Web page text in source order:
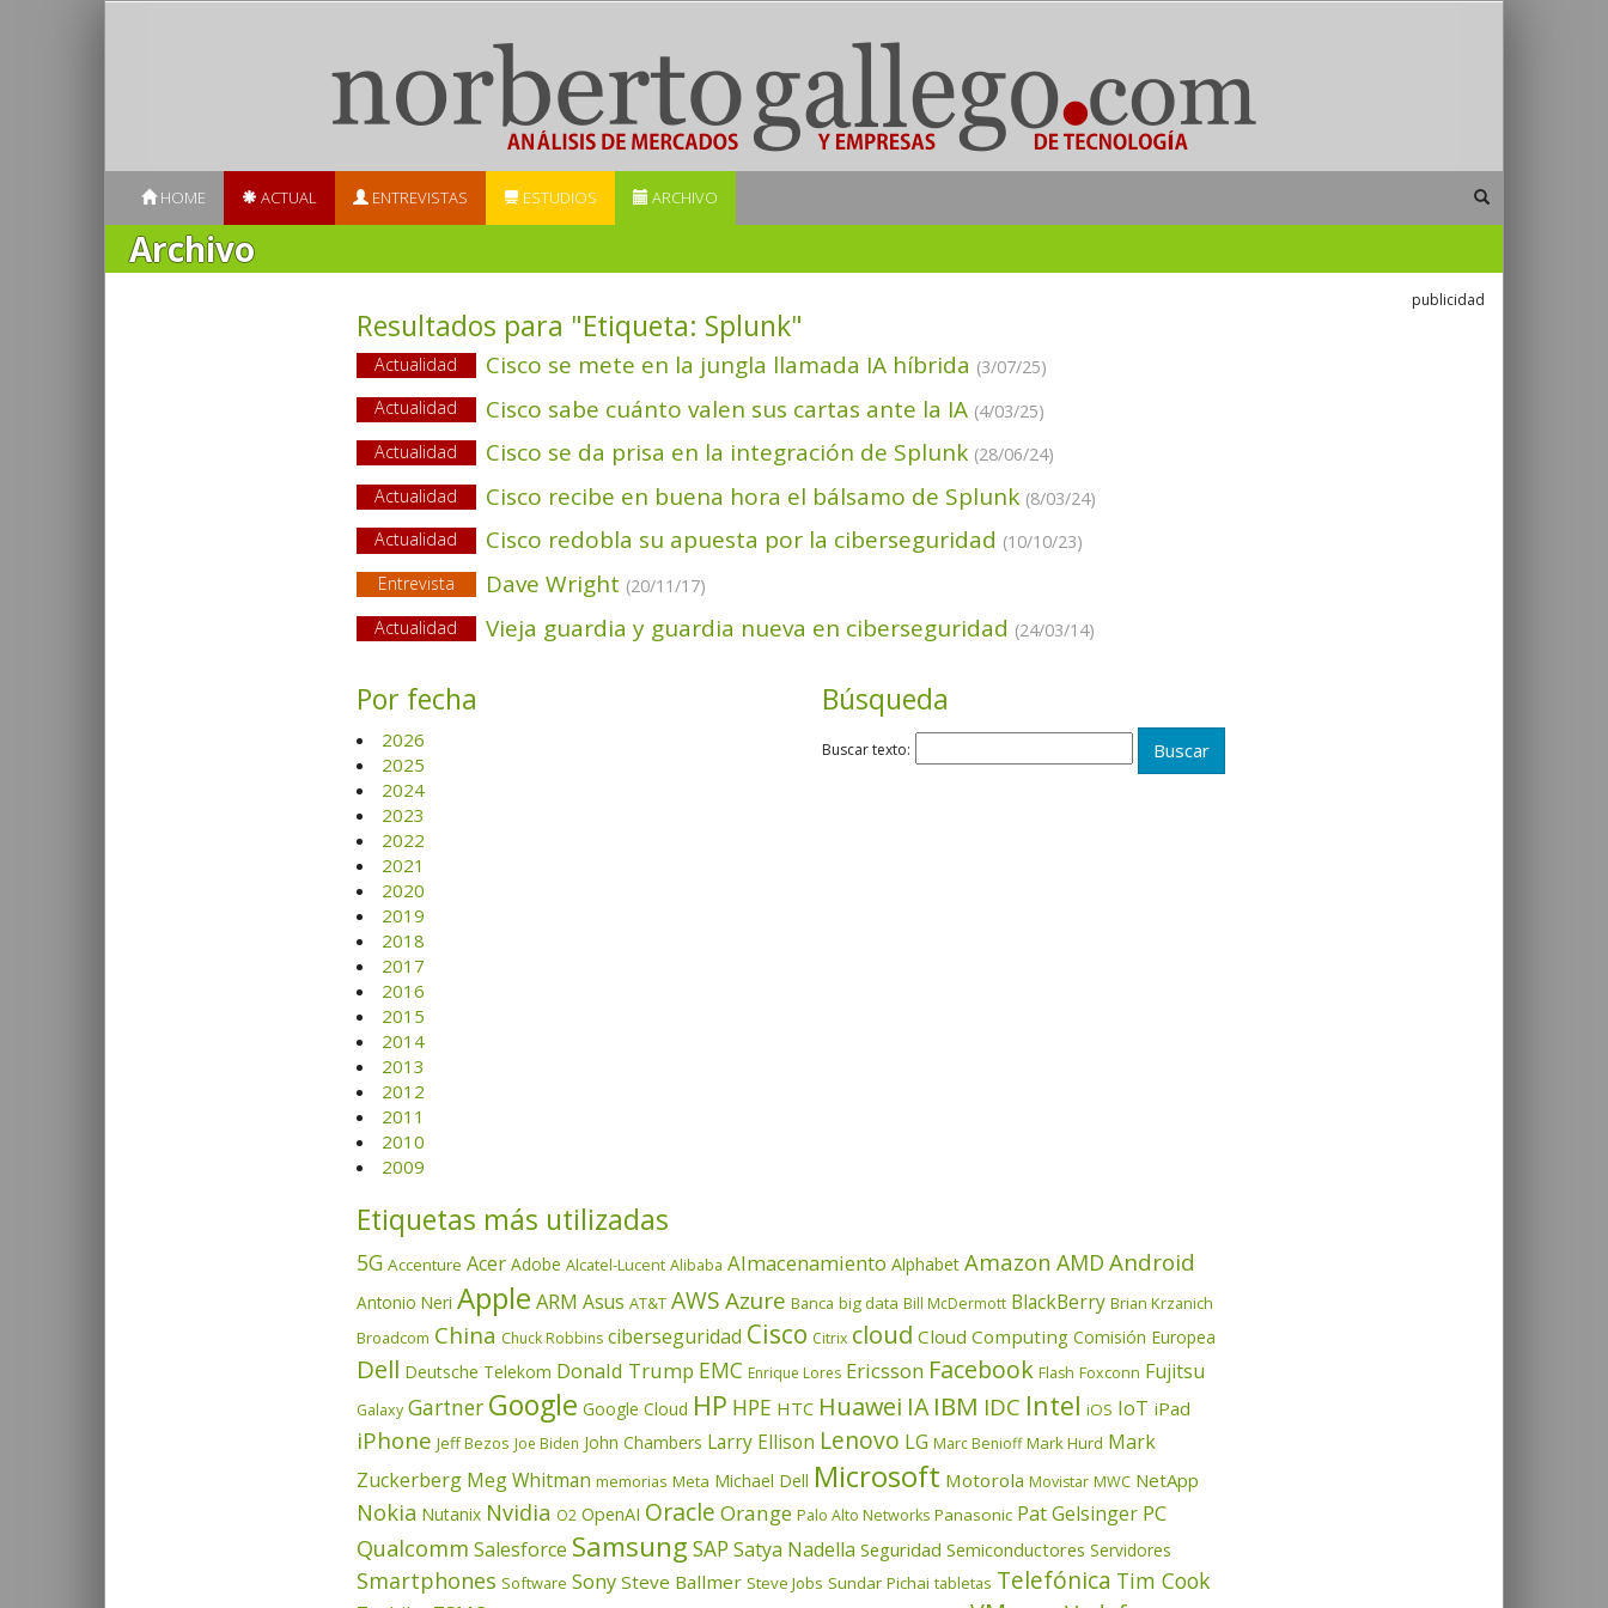
HOME ACTUAL ENTREVISTAS ESTUDIOS ARCHIVO
Archivo
Resultados para "Etiqueta: Splunk"
Actualidad Cisco se mete en la jungla llamada IA híbrida (3/07/25)
Actualidad
Cisco sabe cuánto valen sus cartas ante la IA (4/03/25)
Actualidad
Cisco se da prisa en la integración de Splunk (28/06/24)
Actualidad
Cisco recibe en buena hora el bálsamo de Splunk (8/03/24)
Actualidad
Cisco redobla su apuesta por la ciberseguridad (10/10/23)
Entrevista
Dave Wright (20/11/17)
Actualidad
Vieja guardia y guardia nueva en ciberseguridad (24/03/14)
Por fecha
2026
2025
2024
2023
2022
2021
2020
2019
2018
2017
2016
2015
2014
2013
2012
2011
2010
2009
Búsqueda
Buscar texto:
Etiquetas más utilizadas
5G Accenture Acer Adobe Alcatel-Lucent Alibaba Almacenamiento Alphabet Amazon AMD Android
Antonio Neri Apple ARM Asus AT&T AWSAzure Banca big data Bill McDermott BlackBerry Brian Krzanich
Broadcom China Chuck Robbins ciberseguridad Cisco Citrix cloud Cloud Computing Comisión Europea
Dell Deutsche Telekom Donald Trump EMC Enrique Lores Ericsson Facebook Flash Foxconn Fujitsu
Galaxy Gartner Google Google Cloud HP HPE HTC Huawei IA IBM IDC Intel iOS IoT iPad
iPhone Jeff Bezos Joe Biden John Chambers Larry Ellison Lenovo LG Marc Benioff Mark Hurd Mark
Zuckerberg Meg Whitman memorias Meta Michael Dell Microsoft Motorola Movistar MWC NetApp
Nokia Nutanix Nvidia O2 OpenAI Oracle Orange Palo Alto Networks Panasonic Pat Gelsinger PC
Qualcomm Salesforce Samsung SAP Satya Nadella Seguridad Semiconductores Servidores
Smartphones Software Sony Steve Ballmer Steve Jobs Sundar Pichai tabletas Telefónica Tim Cook
publicidad